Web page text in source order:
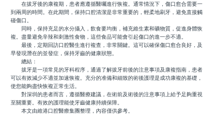
在拔牙後的康複期，患者應遵循醫囑進行恢複。通常情況下，傷口愈合需要一
到兩周的時間。在此期間，保持口腔清潔是非常重要的，輕柔地刷牙，避免直接觸
碰傷口。
同時，保持充足的水分攝入，飲食要均衡，補充維生素和礦物質，促進身體恢
複。盡量避免辛辣和刺激性食物，這些食品可能會引起傷口的進一步不適。
最後，定期回訪口腔醫生進行複查，非常關鍵。這可以確保傷口愈合良好，及
早發現潛在的並發症，保持牙齒的健康狀態。
總結：
拔牙是一項常見的牙科程序，通過了解拔牙前後的注意事項及康複指南，患者
可以有效減少不適並加速恢複。充分的准備和細致的術後護理是成功康複的基礎，
使您能夠盡快恢複正常生活。
對深圳的患者而言，遵循醫療建議，在術前及術後的注意事項上給予足夠重視
至關重要。有效的護理能使牙齒健康持續保障。
本文由維港口腔醫療集團整理，內容僅供參考。